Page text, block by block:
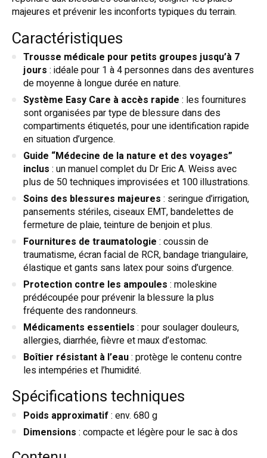
majeures et prévenir les inconforts typiques du terrain.
Caractéristiques
Trousse médicale pour petits groupes jusqu’à 7
jours : idéale pour 1 à 4 personnes dans des aventures
de moyenne à longue durée en nature.
Système Easy Care à accès rapide : les fournitures
sont organisées par type de blessure dans des
compartiments étiquetés, pour une identification rapide
en situation d’urgence.
Guide “Médecine de la nature et des voyages”
inclus : un manuel complet du Dr Eric A. Weiss avec
plus de 50 techniques improvisées et 100 illustrations.
Soins des blessures majeures : seringue d’irrigation,
pansements stériles, ciseaux EMT, bandelettes de
fermeture de plaie, teinture de benjoin et plus.
Fournitures de traumatologie : coussin de
traumatisme, écran facial de RCR, bandage triangulaire,
élastique et gants sans latex pour soins d’urgence.
Protection contre les ampoules : moleskine
prédécoupée pour prévenir la blessure la plus
fréquente des randonneurs.
Médicaments essentiels : pour soulager douleurs,
allergies, diarrhée, fièvre et maux d’estomac.
Boîtier résistant à l’eau: protège le contenu contre
les intempéries et l’humidité.
Spécifications techniques
Poids approximatif: env. 680 g
Dimensions : compacte et légère pour le sac à dos